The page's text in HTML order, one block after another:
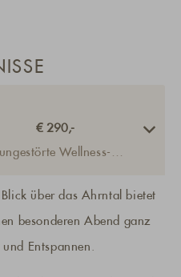
€ 290,-
Wellness-
über das Ahrntal bietet
besonderen Abend ganz
Entspannen.